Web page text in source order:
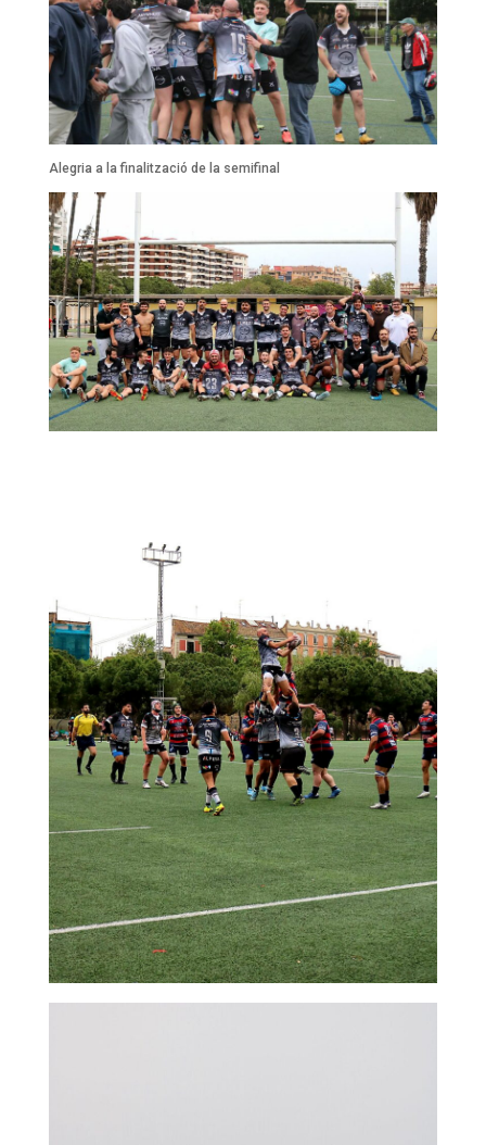
Alegria a la finalització de la semifinal